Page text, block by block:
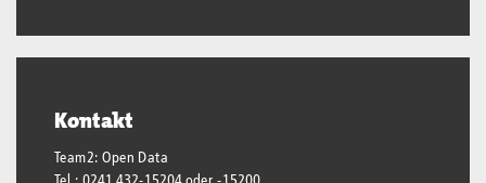
Kontakt
Team2: Open Data